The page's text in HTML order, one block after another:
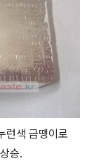
런색 금땡이로
승.